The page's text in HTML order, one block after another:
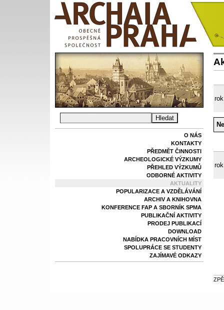
O NÁS
KONTAKTY
PŘEDMĚT ČINNOSTI
ARCHEOLOGICKÉ VÝZKUMY
PŘEHLED VÝZKUMŮ
ODBORNÉ AKTIVITY
AKTUALITY
POPULARIZACE A VZDĚLÁVÁNÍ
ARCHIV A KNIHOVNA
KONFERENCE FAP A SBORNÍK SPMA
PUBLIKAČNÍ AKTIVITY
PRODEJ PUBLIKACÍ
DOWNLOAD
NABÍDKA PRACOVNÍCH MÍST
SPOLUPRÁCE SE STUDENTY
ZAJÍMAVÉ ODKAZY